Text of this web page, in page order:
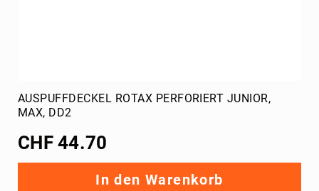
AUSPUFFDECKEL ROTAX PERFORIERT JUNIOR,
MAX, DD2
CHF 44.70
In den Warenkorb